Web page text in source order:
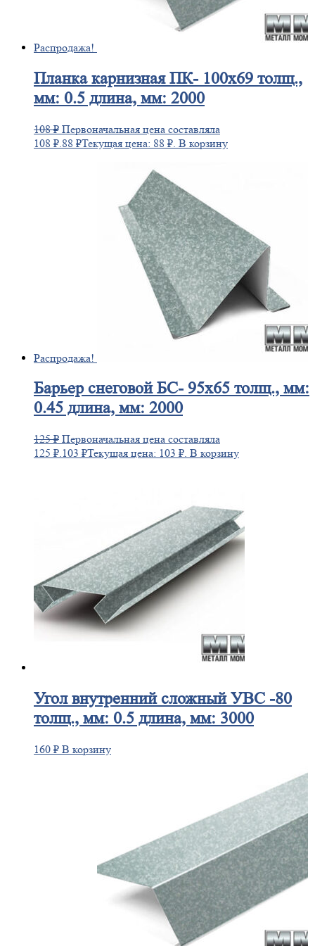
Распродажа!
Планкакарнизная ПК- 100х69 толщ.,
мм: 0.5 длина, мм: 2000
108₽ Первоначальная цена составляла
108 ₽. 88 ₽Текущая цена: 88 ₽. В корзину
Распродажа!
Барьерснеговой БС- 95х65 толщ., мм:
0.45 длина, мм: 2000
125₽ Первоначальная цена составляла
125 ₽.103 ₽Текущая цена: 103 ₽. В корзину
Уголвнутренний сложный УВС -80
толщ., мм: 0.5 длина, мм: 3000
160 ₽ В корзину